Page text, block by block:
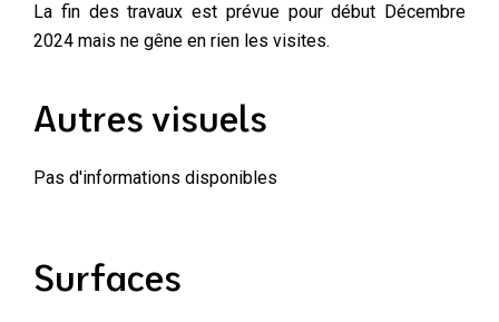
La fin des travaux est prévue pour début Décembre
2024 mais ne gêne en rien les visites.
Autres visuels
Pas d'informations disponibles
Surfaces